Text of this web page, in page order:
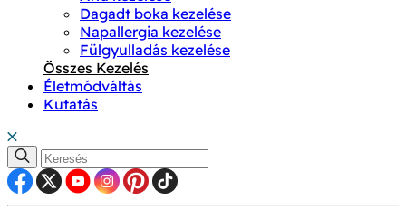
Dagadt boka kezelése
Napallergia kezelése
Fülgyulladás kezelése
Összes Kezelés
Életmódváltás
Kutatás